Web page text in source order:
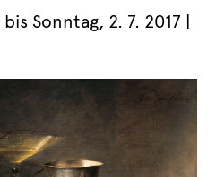
bis Sonntag, 2. 7. 2017 |